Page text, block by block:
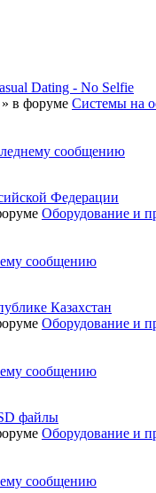
Dating - No Selfie
в форуме Системы на
сообщению
Федерации
Оборудование и
сообщению
Казахстан
Оборудование и
сообщению
файлы
Оборудование и
сообщению